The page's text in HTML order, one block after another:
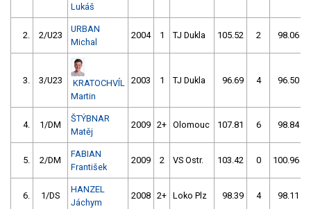
Lukáš
2. 2/U23
URBAN
Michal
2004 1 TJ Dukla 105.52 2 98.06
3. 3/U23
KRATOCHVÍL
Martin
2003 1 TJ Dukla 96.69 4 96.50
4. 1/DM
ŠTÝBNAR
Matěj
2009 2+ Olomouc 107.81 6 98.84
5. 2/DM
FABIAN
František
2009 2 VS Ostr. 103.42 0 100.96
6. 1/DS
HANZEL
Jáchym
2008 2+ Loko Plz 98.39 4 98.11